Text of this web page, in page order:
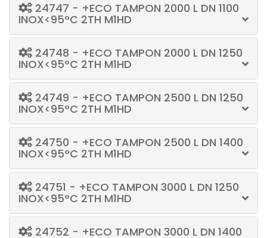
24747 - +ECO TAMPON 2000 L DN 1100
INOX<95°C 2TH M1HD
24748 - +ECO TAMPON 2000 L DN 1250
INOX<95°C 2TH M1HD
24749 - +ECO TAMPON 2500 L DN 1250
INOX<95°C 2TH M1HD
24750 - +ECO TAMPON 2500 L DN 1400
INOX<95°C 2TH M1HD
24751 - +ECO TAMPON 3000 L DN 1250
INOX<95°C 2TH M1HD
24752 - +ECO TAMPON 3000 L DN 1400